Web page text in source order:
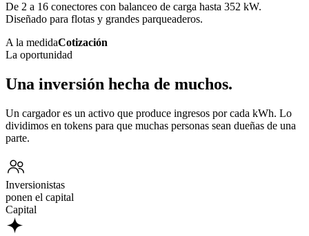
De 2 a 16 conectores con balanceo de carga hasta 352 kW.
Diseñado para flotas y grandes parqueaderos.
A la medidaCotización
La oportunidad
Una inversión hecha de muchos.
Un cargador es un activo que produce ingresos por cada kWh. Lo
dividimos en tokens para que muchas personas sean dueñas de una
parte.
Inversionistas
ponen el capital
Capital